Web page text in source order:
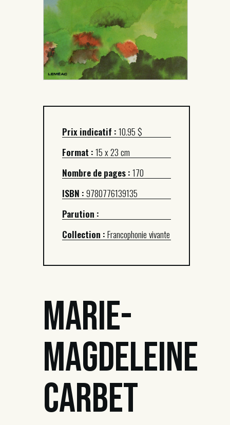
À PROPOS
Prix indicatif :10.95 $
Format :15 x 23 cm
Nombre de pages :170
ISBN :9780776139135
Parution :
Collection :Francophonie vivante
Marie-
Magdeleine
Carbet